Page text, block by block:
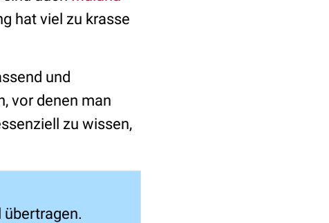
hat viel zu krasse
und
vor denen man
zu wissen,